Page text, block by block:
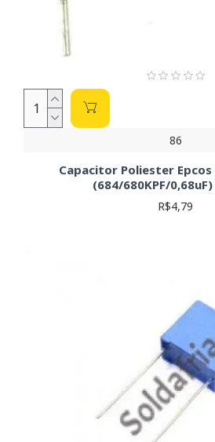
86
Capacitor Poliester Epcos
(684/680KPF/
R$4,79